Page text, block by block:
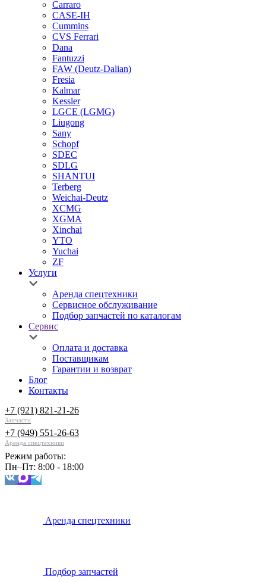
Carraro
CASE-IH
Cummins
CVS Ferrari
Dana
Fantuzzi
FAW (Deutz-Dalian)
Fresia
Kalmar
Kessler
LGCE (LGMG)
Liugong
Sany
Schopf
SDEC
SDLG
SHANTUI
Terberg
Weichai-Deutz
XCMG
XGMA
Xinchai
YTO
Yuchai
ZF
Услуги
Аренда спецтехники
Сервисное обслуживание
Подбор запчастей по каталогам
Сервис
Оплата и доставка
Поставщикам
Гарантии и возврат
Блог
Контакты
+7 (921) 821-21-26
Запчасти
+7 (949) 551-26-63
Аренда спецтехники
Режим работы:
Пн–Пт: 8:00 - 18:00
Аренда спецтехники
Подбор запчастей